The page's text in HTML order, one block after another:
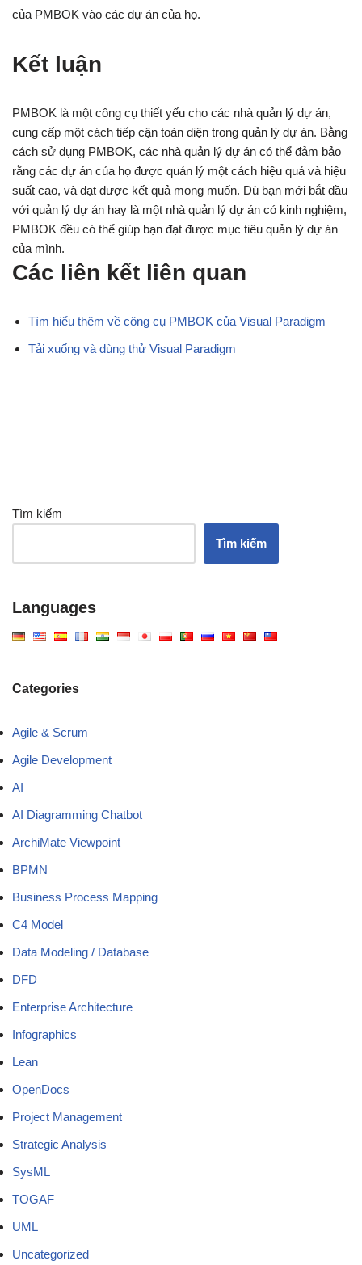
của PMBOK vào các dự án của họ.
Kết luận
PMBOK là một công cụ thiết yếu cho các nhà quản lý dự án,
cung cấp một cách tiếp cận toàn diện trong quản lý dự án. Bằng
cách sử dụng PMBOK, các nhà quản lý dự án có thể đảm bảo
rằng các dự án của họ được quản lý một cách hiệu quả và hiệu
suất cao, và đạt được kết quả mong muốn. Dù bạn mới bắt đầu
với quản lý dự án hay là một nhà quản lý dự án có kinh nghiệm,
PMBOK đều có thể giúp bạn đạt được mục tiêu quản lý dự án
của mình.
Các liên kết liên quan
Tìm hiểu thêm về công cụ PMBOK của Visual Paradigm
Tải xuống và dùng thử Visual Paradigm
Tìm kiếm
Tìm kiếm
Languages
Categories
Agile & Scrum
Agile Development
AI
AI Diagramming Chatbot
ArchiMate Viewpoint
BPMN
Business Process Mapping
C4 Model
Data Modeling / Database
DFD
Enterprise Architecture
Infographics
Lean
OpenDocs
Project Management
Strategic Analysis
SysML
TOGAF
UML
Uncategorized